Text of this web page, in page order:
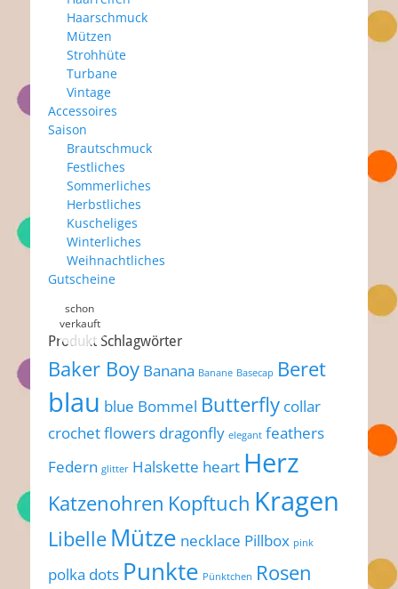
Haarschmuck
Mützen
Strohhüte
Turbane
Vintage
Accessoires
Saison
Brautschmuck
Festliches
Sommerliches
Herbstliches
Kuscheliges
Winterliches
Weihnachtliches
Gutscheine
Produkt Schlagwörter
Baker Boy Banana Banane Basecap Beret
blau blue Bommel Butterfly collar
crochet flowers dragonfly elegant feathers
Federn glitter Halskette heart Herz
Katzenohren Kopftuch Kragen
Libelle Mütze necklace Pillbox pink
polka dots Punkte Pünktchen Rosen